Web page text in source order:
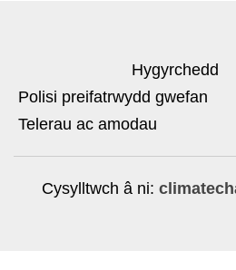
Hygyrchedd
Polisi preifatrwydd gwefan
Telerau ac amodau
Cysylltwch â ni:​